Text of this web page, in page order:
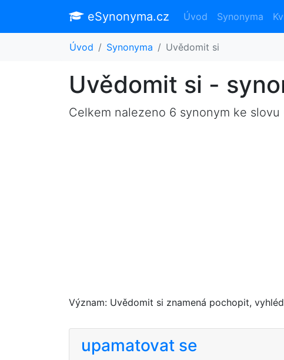
eSynonyma.cz Úvod Synonyma
Úvod Synonyma Uvědomit si
Uvědomit si -
Celkem nalezeno 6 synonym ke slovu
Význam: Uvědomit si znamená pochopit,
upamatovat se